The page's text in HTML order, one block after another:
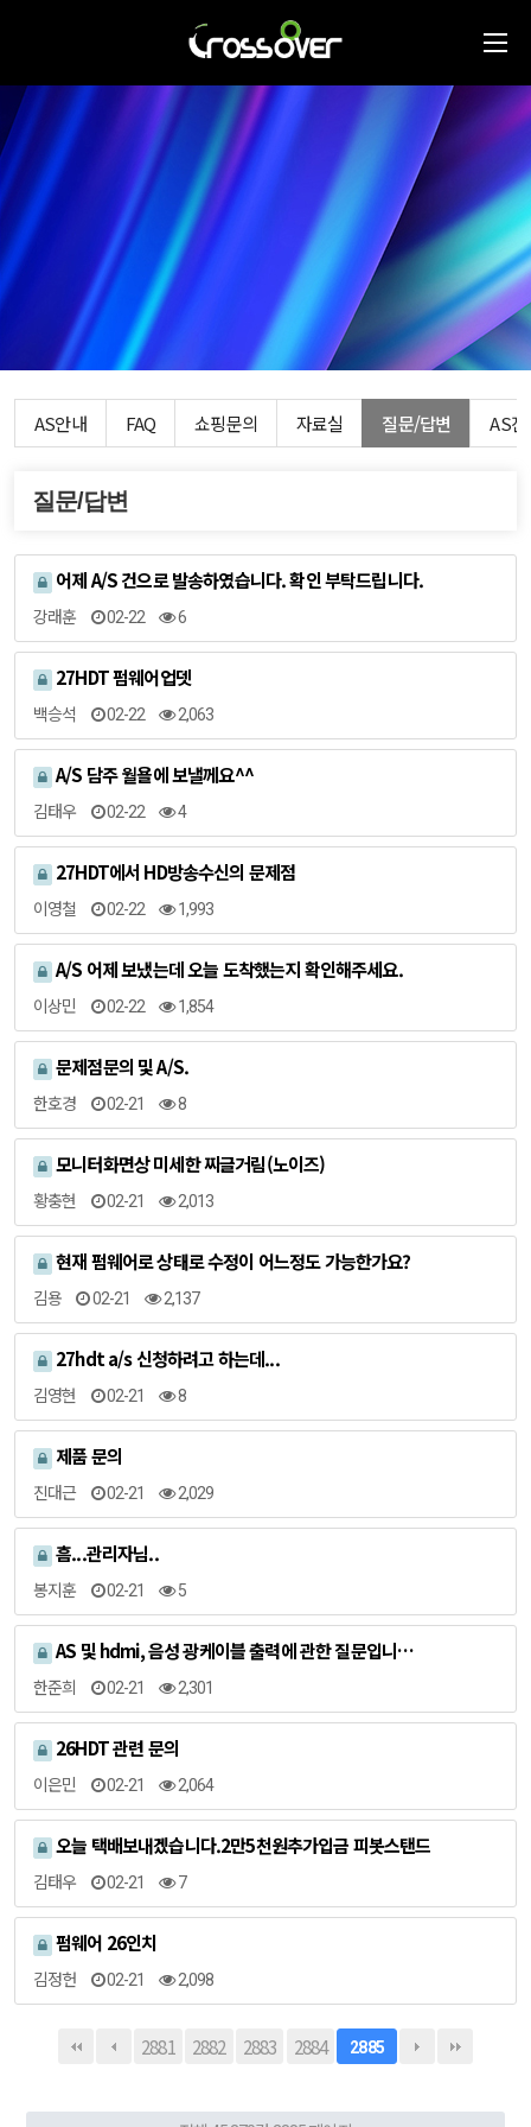
AS안내 FAQ 쇼핑문의 자료실 질문/답변 AS진
질문/답변
어제 A/S 건으로 발송하였습니다. 확인 부탁드립니다.
강래훈 02-22 6
27HDT 펌웨어업뎃
백승석 02-22 2,063
A/S 담주 월욜에 보낼께요^^
김태우 02-22 4
27HDT에서 HD방송수신의 문제점
이영철 02-22 1,993
A/S 어제 보냈는데 오늘 도착했는지 확인해주세요.
이상민 02-22 1,854
문제점문의 및 A/S.
한호경 02-21 8
모니터화면상 미세한 찌글거림(노이즈)
황충현 02-21 2,013
현재 펌웨어로 상태로 수정이 어느정도 가능한가요?
김용 02-21 2,137
27hdt a/s 신청하려고 하는데...
김영현 02-21 8
제품 문의
진대근 02-21 2,029
흠...관리자님..
봉지훈 02-21 5
AS 및 hdmi, 음성 광케이블 출력에 관한 질문입니…
한준희 02-21 2,301
26HDT 관련 문의
이은민 02-21 2,064
오늘 택배보내겠습니다.2만5천원추가입금 피봇스탠드
김태우 02-21 7
펌웨어 26인치
김정헌 02-21 2,098
2881 2882 2883 2884 2885